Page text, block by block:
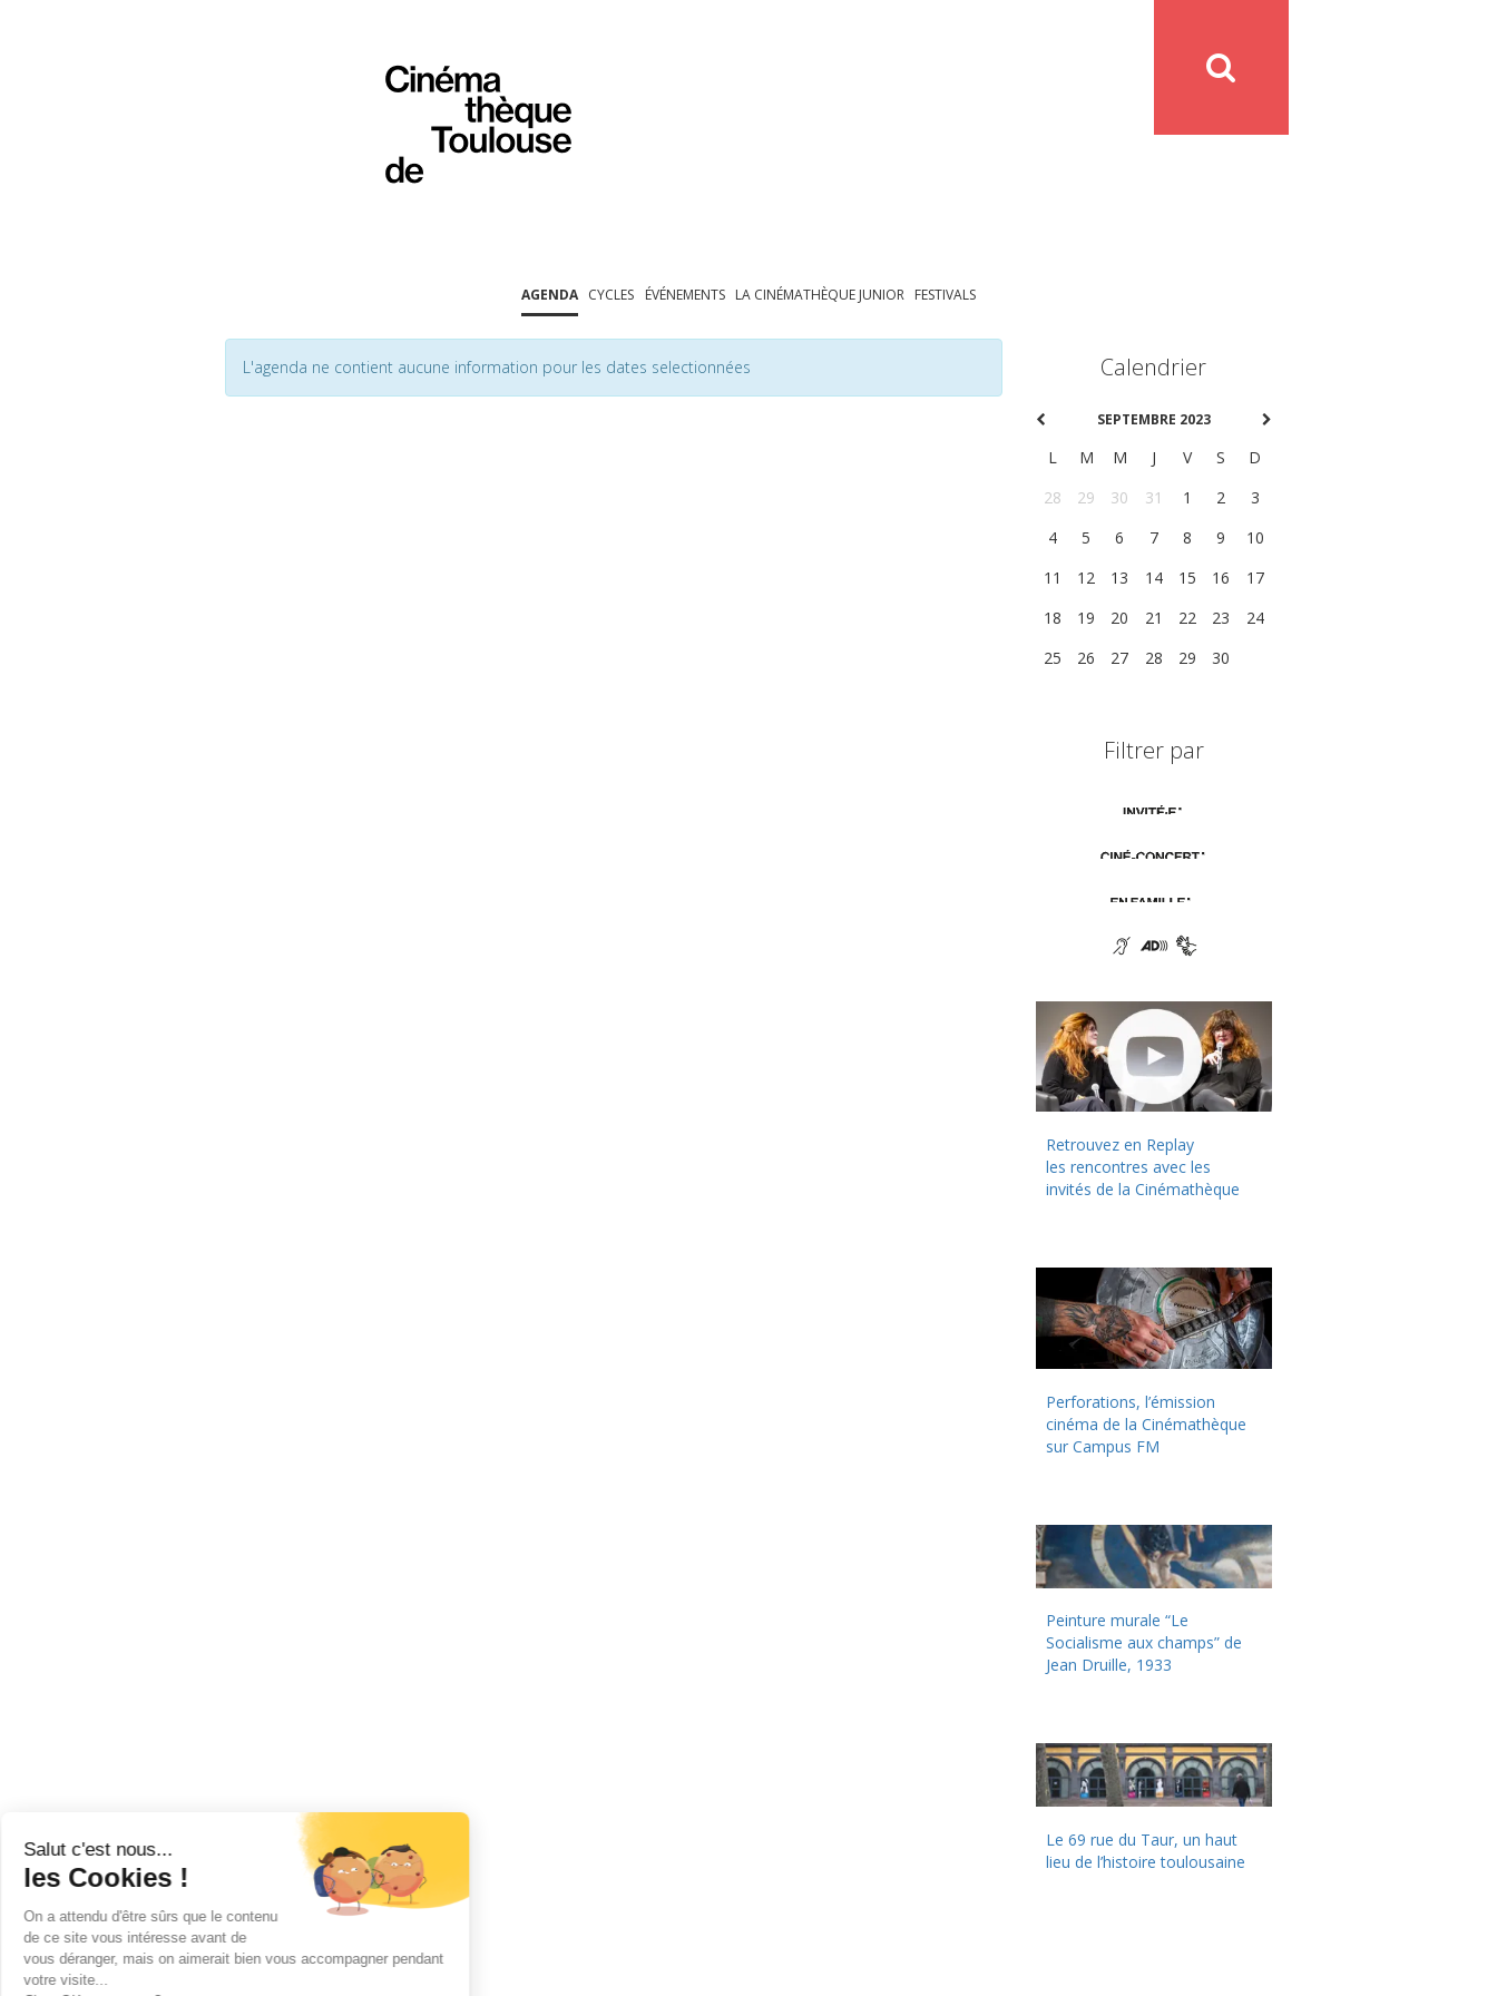
AGENDA CYCLES ÉVÉNEMENTS LA CINÉMATHÈQUE JUNIOR FESTIVALS
L'agenda ne contient aucune information pour les dates selectionnées Calendrier
SEPTEMBRE 2023
L M M J V S
D
28
29 30 31 1 2
3
4
5 6 7 8 9
10
11
12 13 14 15 16
17
18
19 20 21 22 23
24
25
26 27 28 29 30
Filtrer par
Retrouvez en Replay
les rencontres avec les
invités de la Cinémathèque
Perforations, l’émission
cinéma de la Cinémathèque
sur Campus FM
Peinture murale “Le
Socialisme aux champs” de
Jean Druille, 1933
Le 69 rue du Taur, un haut
lieu de l’histoire toulousaine